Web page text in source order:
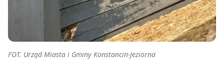
FOT. Urząd Miasta i Gminy Konstancin-Jeziorna